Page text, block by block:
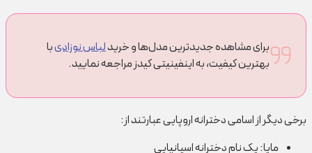
برای مشاهده جدیدترین مدل‌ها و خریدلباس نوزادیبا
بهترین کیفیت، به اینفینیتی کیدز مراجعه نمایید.
برخی دیگر از اسامی دخترانه اروپایی عبارتند از:
مایا: یک نام دخترانه اسپانیایی